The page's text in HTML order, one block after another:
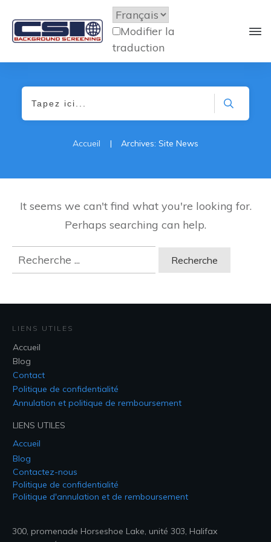
Modifier la
traduction
Accueil | Archives: Site News
It seems we can't find what you're looking for.
Perhaps searching can help.
Rechercher:
LIENS UTILES
Accueil
Blog
Contact
Politique de confidentialité
Annulation et politique de remboursement
LIENS UTILES
Accueil
Blog
Contactez-nous
Politique de confidentialité
Politique d'annulation et de remboursement
300, promenade Horseshoe Lake, unité 303, Halifax